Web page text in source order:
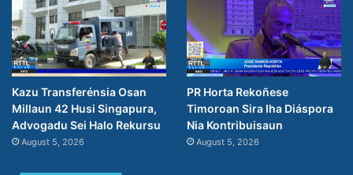
Kazu Transferénsia Osan
Millaun 42 Husi Singapura,
Advogadu Sei Halo Rekursu
August 5, 2026
PR Horta Rekoñese
Timoroan Sira Iha Diáspora
Nia Kontribuisaun
August 5, 2026